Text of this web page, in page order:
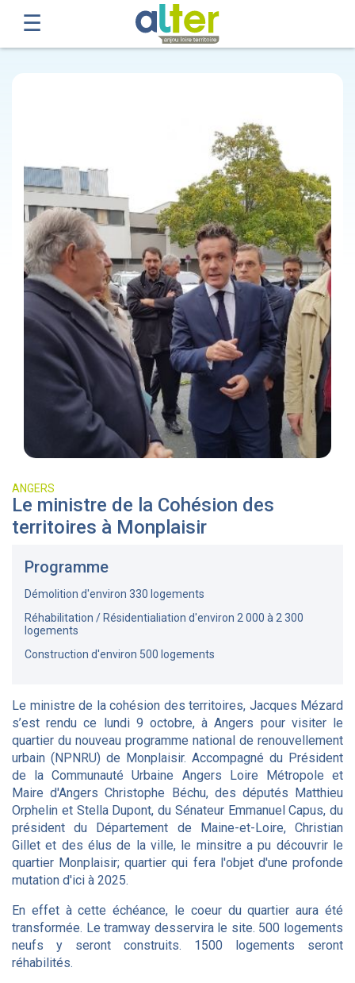
ANGERS
Le ministre de la Cohésion des
territoires à Monplaisir
Programme
Démolition d'environ 330 logements
Réhabilitation / Résidentialiation d'environ 2 000 à 2 300
logements
Construction d'environ 500 logements
Le ministre de la cohésion des territoires, Jacques Mézard
s’est rendu ce lundi 9 octobre, à Angers pour visiter le
quartier du nouveau programme national de renouvellement
urbain (NPNRU) de Monplaisir. Accompagné du Président
de la Communauté Urbaine Angers Loire Métropole et
Maire d'Angers Christophe Béchu, des députés Matthieu
Orphelin et Stella Dupont, du Sénateur Emmanuel Capus, du
président du Département de Maine-et-Loire, Christian
Gillet et des élus de la ville, le minsitre a pu découvrir le
quartier Monplaisir; quartier qui fera l'objet d'une profonde
mutation d'ici à 2025.
En effet à cette échéance, le coeur du quartier aura été
transformée. Le tramway desservira le site. 500 logements
neufs y seront construits. 1500 logements seront
réhabilités.